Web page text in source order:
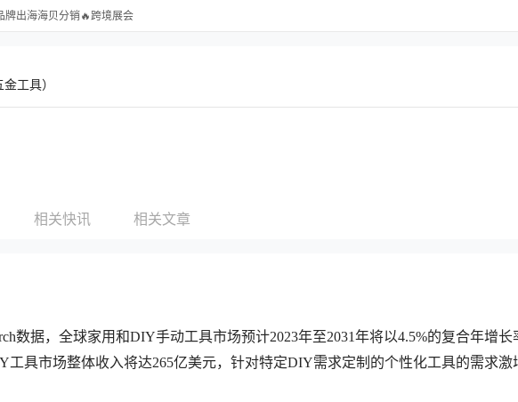
牌出海海贝分销🔥跨境展会
工具）
相关快讯 相关文章
数据，全球家用和DIY手动工具市场预计2023年至2031年将以4.5%的复合年增长
工具市场整体收入将达265亿美元，针对特定DIY需求定制的个性化工具的需求激